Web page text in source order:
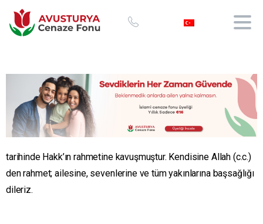
tarihinde Hakk’ın rahmetine kavuşmuştur. Kendisine Allah (c.c.)
den rahmet; ailesine, sevenlerine ve tüm yakınlarına başsağlığı
dileriz.